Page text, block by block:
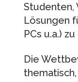
Studenten,
Lösungen
PCs u.a.)
Die